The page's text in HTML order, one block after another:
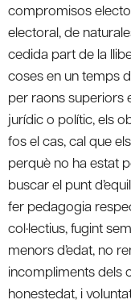
compromisos
electoral, de
cedida part de la
coses en un temps
per raons superiors
jurídic o polític, els
fos el cas, cal que
perquè no ha estat
buscar el punt
fer pedagogia
col·lectius, fugint
menors d’edat, no
incompliments dels
honestedat, i